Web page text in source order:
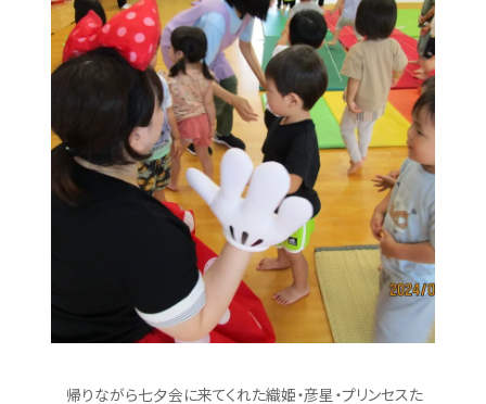
帰りながら七夕会に来てくれた織姫・彦星・プリンセスた